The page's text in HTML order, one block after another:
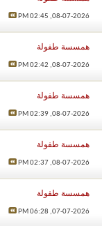
08-07-2026,
02:45 PM
همسسة طفولة
08-07-2026,
02:42 PM
همسسة طفولة
08-07-2026,
02:39 PM
همسسة طفولة
08-07-2026,
02:37 PM
همسسة طفولة
07-07-2026,
06:28 PM